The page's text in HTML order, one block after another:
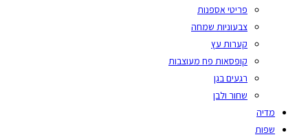
פריטי אספנות
צבעוניות שמחה
קערות עץ
קופסאות פח מעוצבות
רגעים בגן
שחור ולבן
מדיה
שפות